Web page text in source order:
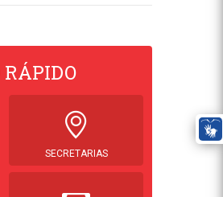
RÁPIDO
SECRETARIAS